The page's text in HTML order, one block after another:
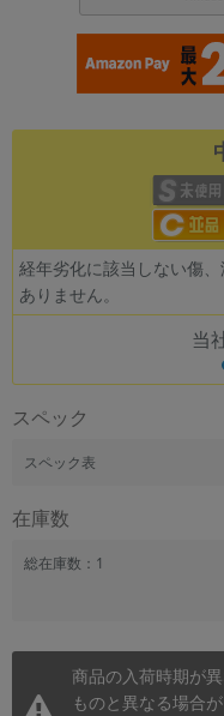
経年劣化に該当しない傷
ありません。
当
スペック
スペック表
在庫数
総在庫数：1
商品の入荷時期が
ものと異なる場合が